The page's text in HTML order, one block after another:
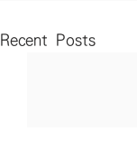
Recent Posts